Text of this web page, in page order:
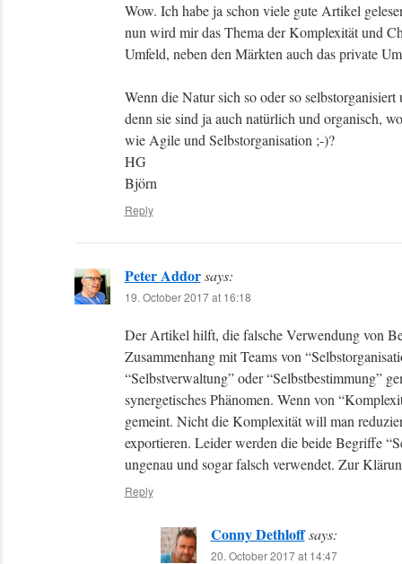
Wow. Ich habe ja schon viele gute Artikel
nun wird mir das Thema der Komplexität und
Umfeld, neben den Märkten auch das private
Wenn die Natur sich so oder so
denn sie sind ja auch natürlich und organisch,
wie Agile und Selbstorganisation ;-)?
HG
Björn
Reply
Peter Addor says:
19. October 2017 at 16:18
Der Artikel hilft, die falsche Verwendung von
Zusammenhang mit Teams von
“Selbstverwaltung” oder “Selbstbestimmung”
synergetisches Phänomen. Wenn von
gemeint. Nicht die Komplexität will man
exportieren. Leider werden die beide Begriffe
ungenau und sogar falsch verwendet. Zur
Reply
Conny Dethloff says:
20. October 2017 at 14:47